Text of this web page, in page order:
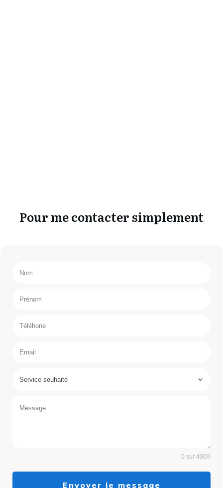
Pour me contacter simplement
Service souhaité
0 sur 4000
Envoyer le message